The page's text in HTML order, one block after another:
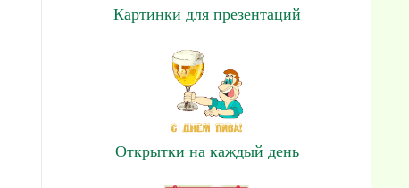
Картинки для презентаций
Открытки на каждый день